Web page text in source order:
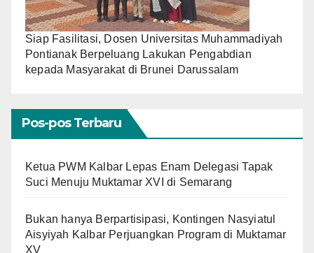
Siap Fasilitasi, Dosen Universitas Muhammadiyah
Pontianak Berpeluang Lakukan Pengabdian
kepada Masyarakat di Brunei Darussalam
Pos-pos Terbaru
Ketua PWM Kalbar Lepas Enam Delegasi Tapak
Suci Menuju Muktamar XVI di Semarang
Bukan hanya Berpartisipasi, Kontingen Nasyiatul
Aisyiyah Kalbar Perjuangkan Program di Muktamar
XV